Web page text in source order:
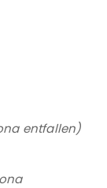
entfallen)